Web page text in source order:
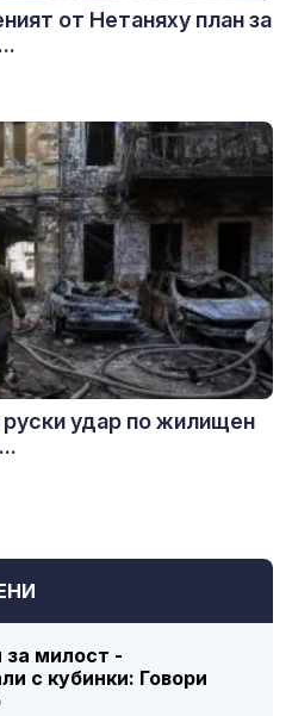
за милост -
с кубинки: Говори
от Нетаняху план за
руски удар по жилищен